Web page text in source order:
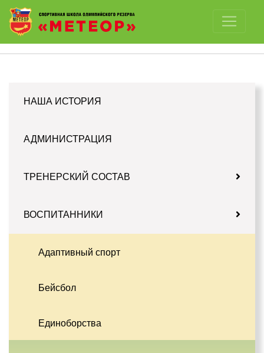
Отключить картинки
НАША ИСТОРИЯ
АДМИНИСТРАЦИЯ
ТРЕНЕРСКИЙ СОСТАВ
ВОСПИТАННИКИ
Адаптивный спорт
Бейсбол
Единоборства